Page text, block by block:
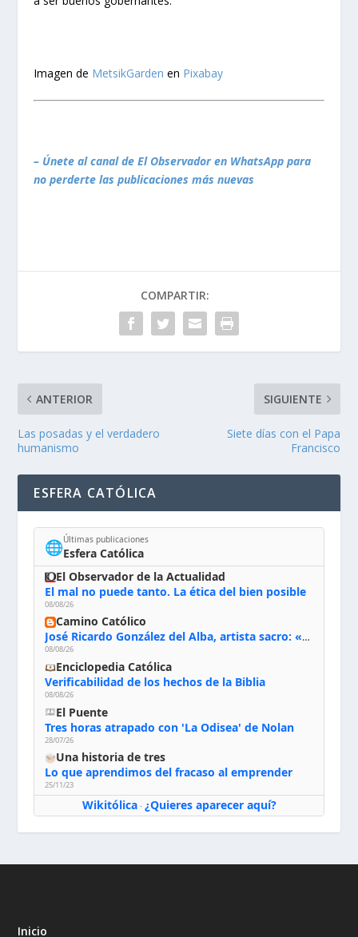
Imagen de MetsikGarden en Pixabay
– Únete al canal de El Observador en WhatsApp para
no perderte las publicaciones más nuevas
COMPARTIR:
ANTERIOR
Las posadas y el verdadero
humanismo
SIGUIENTE
Siete días con el Papa
Francisco
ESFERA CATÓLICA
🌐Últimas publicaciones
Esfera Católica
El Observador de la Actualidad
El mal no puede tanto. La ética del bien posible
08/08/26
Camino Católico
José Ricardo González del Alba, artista sacro: «Yo oro, hablo con Dios, le pido al Espíritu Santo su inspiración y siempre pinto rezando el rosario para que sea Él quien actúe a través de mis manos»
08/08/26
Enciclopedia Católica
Verificabilidad de los hechos de la Biblia
08/08/26
El Puente
Tres horas atrapado con 'La Odisea' de Nolan
28/07/26
Una historia de tres
Lo que aprendimos del fracaso al emprender
25/11/23
Wikitólica· ¿Quieres aparecer aquí?
Inicio